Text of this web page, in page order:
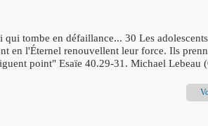
tombe en défaillance... 30 Les
en l'Éternel renouvellent leur force. Ils
point" Esaïe 40.29-31. Michael Lebeau